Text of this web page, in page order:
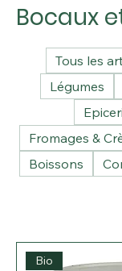
Bocaux
Tous les
Légumes
Fromages &
Boissons
Bio